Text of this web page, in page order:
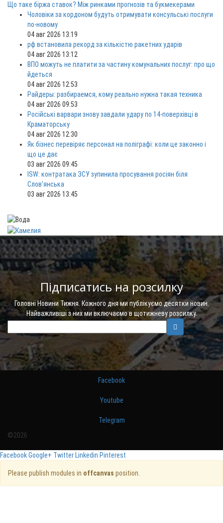
Що таке біржа ставок? Між ринками прогнозів та букмекерами
Чоловіки за кордоном будуть отримувати консульські послуги
по-новому
04 авг 2026 13:19
рф встановила рекорд за кількістю ракетних ударів
04 авг 2026 13:12
ВПО можуть не платити за частину комунальних послуг: про що
йдеться
04 авг 2026 12:53
Райдеры: разбираемся, кому реально нужна такая техника
04 авг 2026 09:53
Російські варвари знову завдали удару по 14-поверхівці в
Краматорську
04 авг 2026 12:30
Як бізнес перевіряє персонал на поліграфі: коли це законно і
що це дає
03 авг 2026 09:45
ISW: контратака ЗСУ зупинила просування росіян біля
Слов'янська
03 авг 2026 13:45
Підписатись на розсилку
Головні Новини Тижня. Кожного дня ми публікуємо десятки новин.
Найважливіші з них ми включаємо в щотижневу розсилку.
Facebook
Youtube
Telegram
©2026
FacebookGoogle+ TwitterLinkedin Pinterest
Please publish modules in offcanvas position.